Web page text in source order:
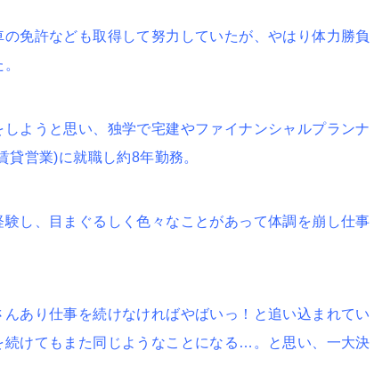
免許なども取得して努力していたが、やはり体力勝負
ようと思い、独学で宅建やファイナンシャルプランナ
営業)に就職し約8年勤務。
し、目まぐるしく色々なことがあって体調を崩し仕事
あり仕事を続けなければやばいっ！と追い込まれてい
けてもまた同じようなことになる…。と思い、一大決